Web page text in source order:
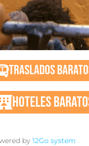
TRASLADOS
HOTELES
by 12Go system